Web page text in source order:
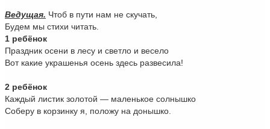
Ведущая. Чтоб в пути нам не скучать,
Будем мы стихи читать.
1 ребёнок
Праздник осени в лесу и светло и весело
Вот какие украшенья осень здесь развесила!
2 ребёнок
Каждый листик золотой — маленькое солнышко
Соберу в корзинку я, положу на донышко.